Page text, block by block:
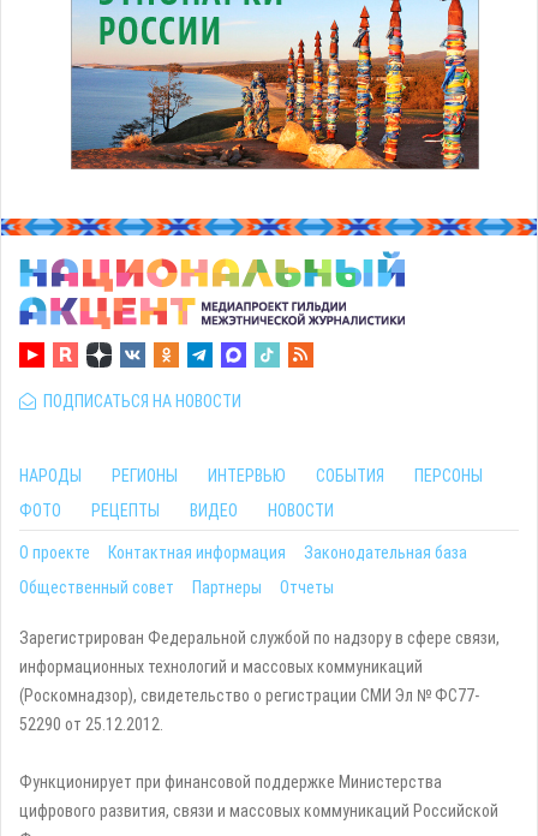
ПОДПИСАТЬСЯ НА НОВОСТИ
НАРОДЫ РЕГИОНЫ ИНТЕРВЬЮ СОБЫТИЯ
ПЕРСОНЫ
ФОТО
РЕЦЕПТЫ ВИДЕО НОВОСТИ
О проекте Контактная информация
Законодательная база
Общественный совет
Партнеры Отчеты
Зарегистрирован Федеральной службой по надзору в сфере связи,
информационных технологий и массовых коммуникаций
(Роскомнадзор), свидетельство о регистрации СМИ Эл № ФС77-
52290 от 25.12.2012.
Функционирует при финансовой поддержке Министерства
цифрового развития, связи и массовых коммуникаций Российской